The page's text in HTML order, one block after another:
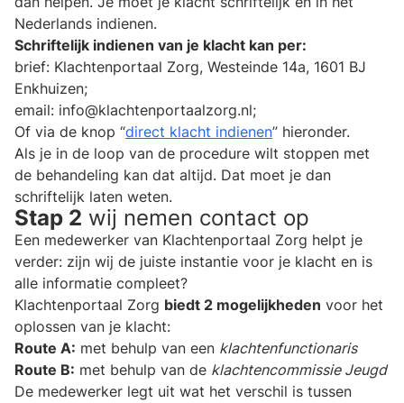
Nederlands indienen.
Schriftelijk indienen van je klacht kan per:
brief: Klachtenportaal Zorg, Westeinde 14a, 1601 BJ
Enkhuizen;
email: info@klachtenportaalzorg.nl;
Of via de knop “direct klacht indienen” hieronder.
Als je in de loop van de procedure wilt stoppen met
de behandeling kan dat altijd. Dat moet je dan
schriftelijk laten weten.
Stap 2 wij nemen contact op
Een medewerker van Klachtenportaal Zorg helpt je
verder: zijn wij de juiste instantie voor je klacht en is
alle informatie compleet?
Klachtenportaal Zorg biedt 2 mogelijkheden voor het
oplossen van je klacht:
Route A: met behulp van een klachtenfunctionaris
Route B: met behulp van de klachtencommissie Jeugd
De medewerker legt uit wat het verschil is tussen